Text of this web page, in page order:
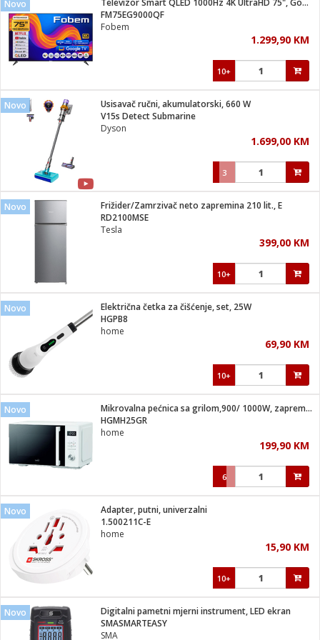
pribor
Vitrine
/ Zdravlje
za kosu
brijanje
pribor
i kutije
osigurači
gorivo
Novo
Televizor Smart QLED 1000Hz 4K UltraHD 75", Google TV
FM75EG9000QF
Fobem
1.299,90 KM
10+
Novo
Usisavač ručni, akumulatorski, 660 W
V15s Detect Submarine
Dyson
1.699,00 KM
3
Novo
Frižider/Zamrzivač neto zapremina 210 lit., E
RD2100MSE
Tesla
399,00 KM
10+
Novo
Električna četka za čišćenje, set, 25W
HGPB8
home
69,90 KM
10+
Novo
Mikrovalna pećnica sa grilom,900/ 1000W, zapremina 25 lit.
HGMH25GR
home
199,90 KM
6
Novo
Adapter, putni, univerzalni
1.500211C-E
home
15,90 KM
10+
Novo
Digitalni pametni mjerni instrument, LED ekran
SMASMARTEASY
SMA